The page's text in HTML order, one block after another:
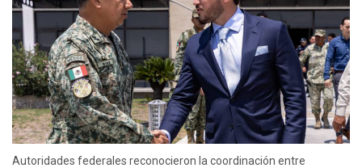
Autoridades federales reconocieron la coordinación entre